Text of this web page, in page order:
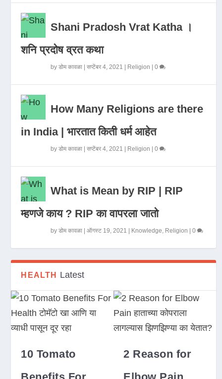
Shani Pradosh Vrat Katha ।
शनि प्रदोष व्रत कथा
byडोम कावळा |सप्टेंबर 4, 2021 Religion |0
How Many Religions are there
in India | भारतात किती धर्म आहेत
byडोम कावळा |सप्टेंबर 4, 2021 Religion |0
What is Mean by RIP | RIP
म्हणजे काय ? RIP का वापरला जातो
byडोम कावळा |ऑगस्ट 19, 2021 Knowledge, Religion |0
HEALTH Latest
10 Tomato
2 Reason for